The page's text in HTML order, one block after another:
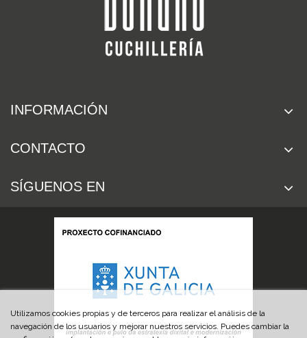
INFORMACIÓN
CONTACTO
SÍGUENOS EN
Utilizamos cookies propias y de terceros para realizar el análisis de la
navegación de los usuarios y mejorar nuestros servicios. Puedes cambiar la